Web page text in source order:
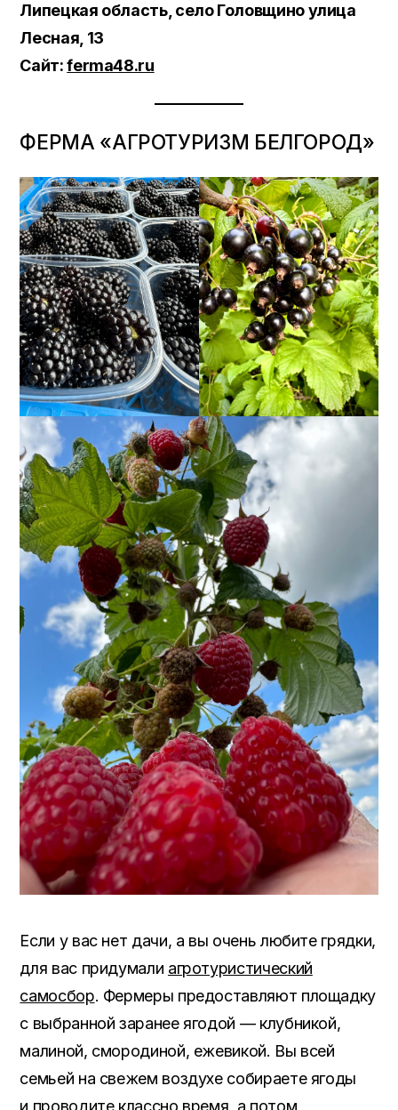
Липецкая область, село Головщино улица
Лесная, 13
Сайт:ferma48.ru
ФЕРМА «АГРОТУРИЗМ БЕЛГОРОД»
Если у вас нет дачи, а вы очень любите грядки,
для вас придумали агротуристический
самосбор. Фермеры предоставляют площадку
с выбранной заранее ягодой — клубникой,
малиной, смородиной, ежевикой. Вы всей
семьей на свежем воздухе собираете ягоды
и проводите классно время, а потом